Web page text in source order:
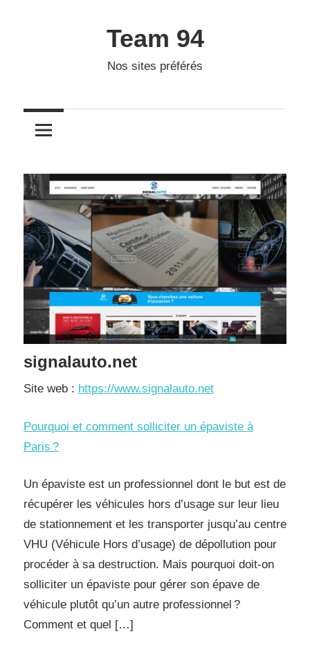
Team 94
Nos sites préférés
signalauto.net
Site web : https://www.signalauto.net
Pourquoi et comment solliciter un épaviste à
Paris ?
Un épaviste est un professionnel dont le but est de
récupérer les véhicules hors d’usage sur leur lieu
de stationnement et les transporter jusqu’au centre
VHU (Véhicule Hors d’usage) de dépollution pour
procéder à sa destruction. Mais pourquoi doit-on
solliciter un épaviste pour gérer son épave de
véhicule plutôt qu’un autre professionnel ?
Comment et quel […]